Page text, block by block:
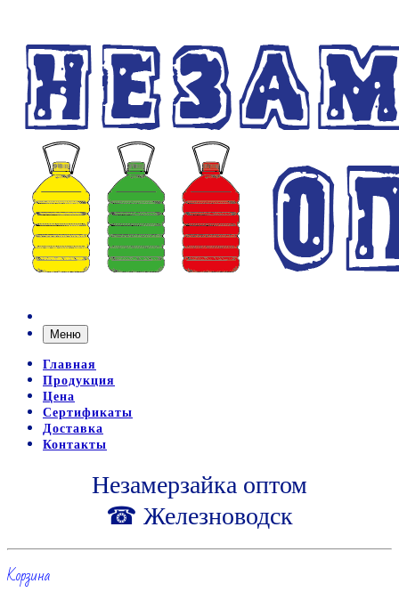
Меню
Главная
Продукция
Цена
Сертификаты
Доставка
Контакты
Незамерзайка оптом
☎ Железноводск
Корзина